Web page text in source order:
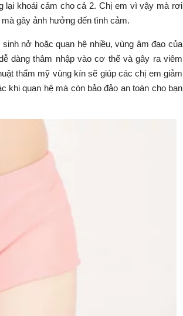
lại khoái cảm cho cả 2. Chị em vì vậy mà rơi
gây ảnh hưởng đến tình cảm.
sinh nở hoặc quan hệ nhiều, vùng âm đạo của
dàng thâm nhập vào cơ thể và gây ra viêm
thẩm mỹ vùng kín sẽ giúp các chị em giảm
khi quan hệ mà còn bảo đảo an toàn cho bạn